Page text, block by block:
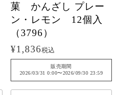
菓 かんざし プレー
ン・レモン 12個入
（3796）
¥1,836税込
販売期間
2026/03/31 0:00〜2026/09/30 23:59